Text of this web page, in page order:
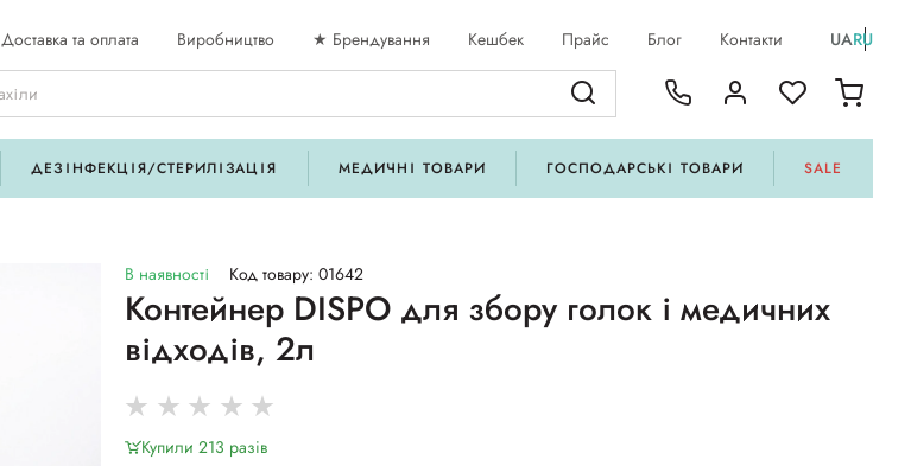
Доставка та оплата Виробництво ★ Брендування Кешбек Прайс Блог Контакти UARU
ДЕЗІНФЕКЦІЯ/СТЕРИЛІЗАЦІЯ МЕДИЧНІ ТОВАРИ ГОСПОДАРСЬКІ ТОВАРИ SALE
В наявності Код товару: 01642
Контейнер DISPO для збору голок і медичних
відходів, 2л
Купили 213 разiв